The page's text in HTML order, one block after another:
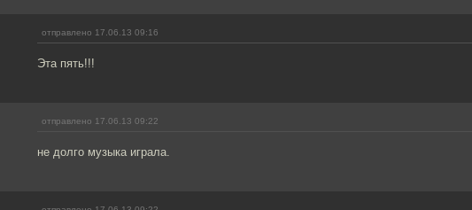
отправлено 17.06.13 09:16
Эта пять!!!
отправлено 17.06.13 09:22
не долго музыка играла.